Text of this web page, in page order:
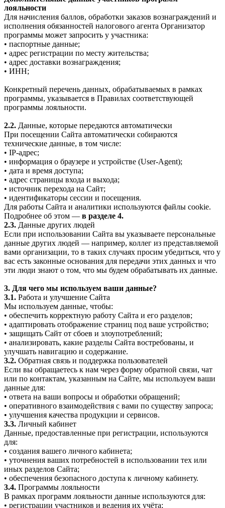
лояльности
Для начисления баллов, обработки заказов вознаграждений и
исполнения обязанностей налогового агента Организатор
программы может запросить у участника:
• паспортные данные;
• адрес регистрации по месту жительства;
• адрес доставки вознаграждения;
• ИНН;
Конкретный перечень данных, обрабатываемых в рамках
программы, указывается в Правилах соответствующей
программы лояльности.
2.2. Данные, которые передаются автоматически
При посещении Сайта автоматически собираются
технические данные, в том числе:
• IP-адрес;
• информация о браузере и устройстве (User-Agent);
• дата и время доступа;
• адрес страницы входа и выхода;
• источник перехода на Сайт;
• идентификаторы сессии и посещения.
Для работы Сайта и аналитики используются файлы cookie.
Подробнее об этом — в разделе 4.
2.3. Данные других людей
Если при использовании Сайта вы указываете персональные
данные других людей — например, коллег из представляемой
вами организации, то в таких случаях просим убедиться, что у
вас есть законные основания для передачи этих данных и что
эти люди знают о том, что мы будем обрабатывать их данные.
3. Для чего мы используем ваши данные?
3.1. Работа и улучшение Сайта
Мы используем данные, чтобы:
• обеспечить корректную работу Сайта и его разделов;
• адаптировать отображение страниц под ваше устройство;
• защищать Сайт от сбоев и злоупотреблений;
• анализировать, какие разделы Сайта востребованы, и
улучшать навигацию и содержание.
3.2. Обратная связь и поддержка пользователей
Если вы обращаетесь к нам через форму обратной связи, чат
или по контактам, указанным на Сайте, мы используем ваши
данные для:
• ответа на ваши вопросы и обработки обращений;
• оперативного взаимодействия с вами по существу запроса;
• улучшения качества продукции и сервисов.
3.3. Личный кабинет
Данные, предоставленные при регистрации, используются
для:
• создания вашего личного кабинета;
• уточнения ваших потребностей в использовании тех или
иных разделов Сайта;
• обеспечения безопасного доступа к личному кабинету.
3.4. Программы лояльности
В рамках программ лояльности данные используются для:
• регистрации участников и ведения их учёта;